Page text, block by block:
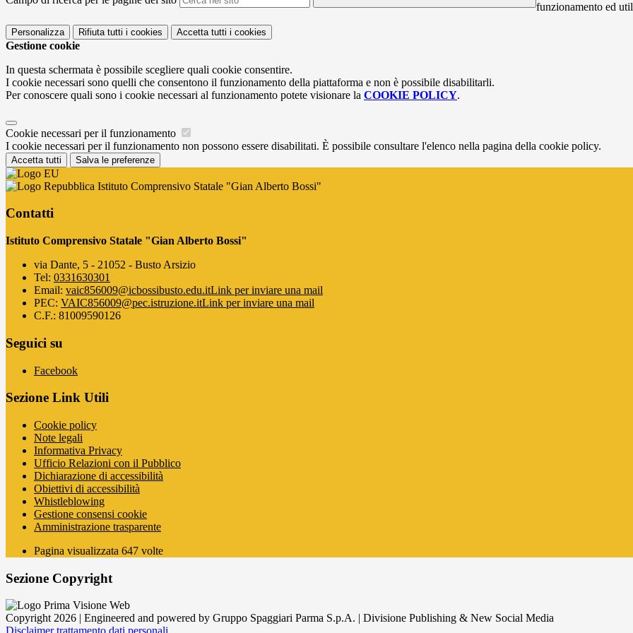
funzionamento ed
Personalizza Rifiuta tutti i cookies Accetta tutti i cookies
Gestione cookie
In questa schermata è possibile scegliere quali cookie consentire.
I cookie necessari sono quelli che consentono il funzionamento della piattaforma e non è possibile disabilitarli.
Per conoscere quali sono i cookie necessari al funzionamento potete visionare la COOKIE POLICY.
Cookie necessari per il funzionamento
I cookie necessari per il funzionamento non possono essere disabilitati. È possibile consultare l'elenco nella pagina della cookie policy.
Accetta tutti Salva le preferenze
Istituto Comprensivo Statale "Gian Alberto Bossi"
Contatti
Istituto Comprensivo Statale "Gian Alberto Bossi"
via Dante, 5 - 21052 - Busto Arsizio
Tel: 0331630301
Email: vaic856009@icbossibusto.edu.itLink per inviare una mail
PEC: VAIC856009@pec.istruzione.itLink per inviare una mail
C.F.: 81009590126
Seguici su
Facebook
Sezione Link Utili
Cookie policy
Note legali
Informativa Privacy
Ufficio Relazioni con il Pubblico
Dichiarazione di accessibilità
Obiettivi di accessibilità
Whistleblowing
Gestione consensi cookie
Amministrazione trasparente
Pagina visualizzata 647 volte
Sezione Copyright
Copyright 2026 | Engineered and powered by Gruppo Spaggiari Parma S.p.A. | Divisione Publishing & New Social Media